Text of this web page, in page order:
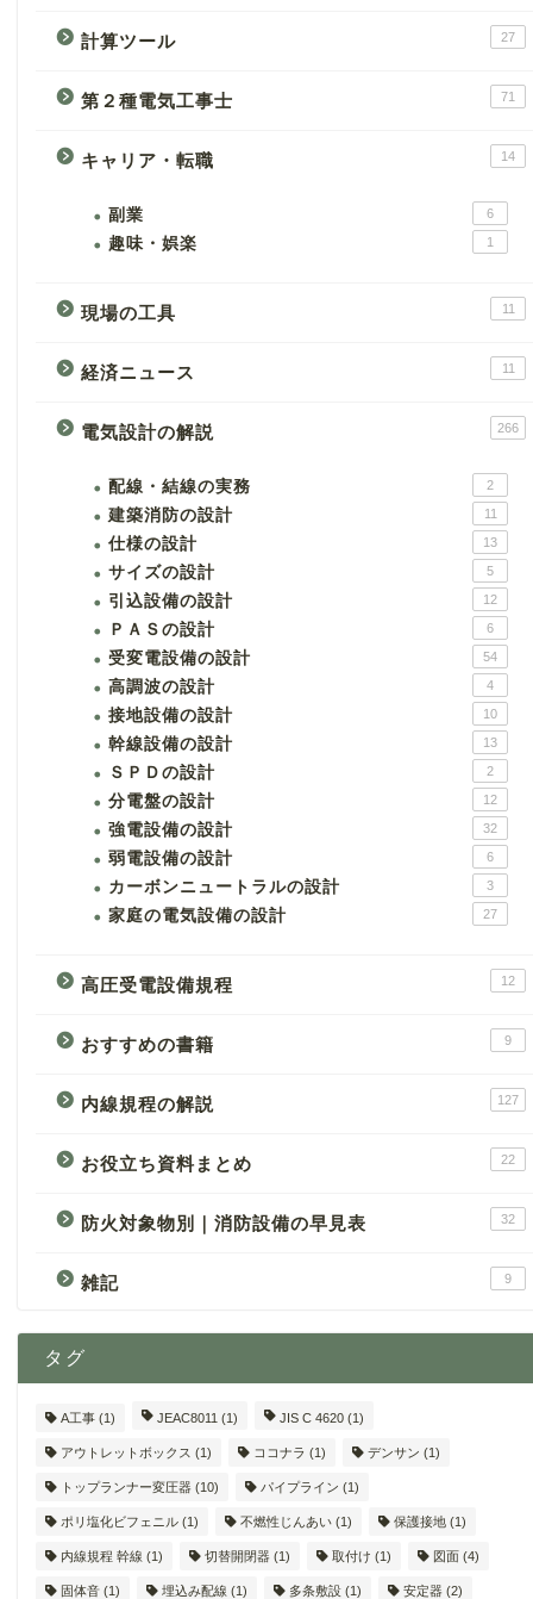
計算ツール 27
第２種電気工事士 71
キャリア・転職 14
副業 6
趣味・娯楽 1
現場の工具 11
経済ニュース 11
電気設計の解説 266
配線・結線の実務 2
建築消防の設計 11
仕様の設計 13
サイズの設計 5
引込設備の設計 12
ＰＡＳの設計 6
受変電設備の設計 54
高調波の設計 4
接地設備の設計 10
幹線設備の設計 13
ＳＰＤの設計 2
分電盤の設計 12
強電設備の設計 32
弱電設備の設計 6
カーボンニュートラルの設計 3
家庭の電気設備の設計 27
高圧受電設備規程 12
おすすめの書籍 9
内線規程の解説 127
お役立ち資料まとめ 22
防火対象物別｜消防設備の早見表 32
雑記 9
タグ
A工事 (1) JEAC8011 (1) JIS C 4620 (1)
アウトレットボックス (1) ココナラ (1) デンサン (1)
トップランナー変圧器 (10) パイプライン (1)
ポリ塩化ビフェニル (1) 不燃性じんあい (1) 保護接地 (1)
内線規程 幹線 (1) 切替開閉器 (1) 取付け (1) 図面 (4)
固体音 (1) 埋込み配線 (1) 多条敷設 (1) 安定器 (2)